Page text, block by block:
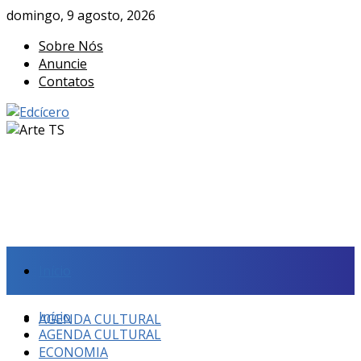
domingo, 9 agosto, 2026
Sobre Nós
Anuncie
Contatos
AGENDA CULTURAL
Início
AGENDA CULTURAL
ECONOMIA